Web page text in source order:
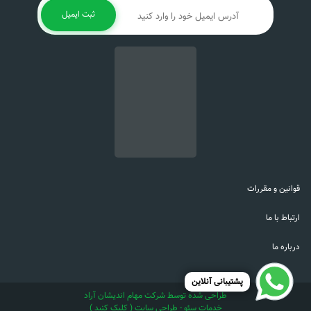
پشتیبانی آنلاین
قوانین و مقررات
ارتباط با ما
درباره ما
ثبت ایمیل
طراحی شده توسط شرکت مهام اندیشان آراد
خدمات سئو - طراحی سایت ( کلیک کنید )